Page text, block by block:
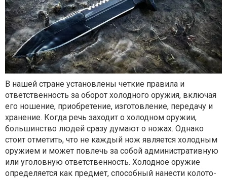
В нашей стране установлены четкие правила и
ответственность за оборот холодного оружия, включая
его ношение, приобретение, изготовление, передачу и
хранение. Когда речь заходит о холодном оружии,
большинство людей сразу думают о ножах. Однако
стоит отметить, что не каждый нож является холодным
оружием и может повлечь за собой административную
или уголовную ответственность. Холодное оружие
определяется как предмет, способный нанести колото-